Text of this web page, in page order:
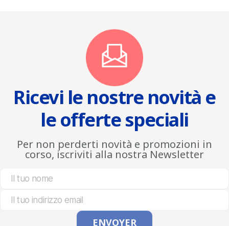
Ricevi le nostre novità e
le offerte speciali
Per non perderti novità e promozioni in
corso, iscriviti alla nostra Newsletter